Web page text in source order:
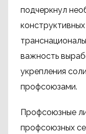
подчеркнул
важность
укрепления
профсоюзами.
Профсоюзные
профсоюзных